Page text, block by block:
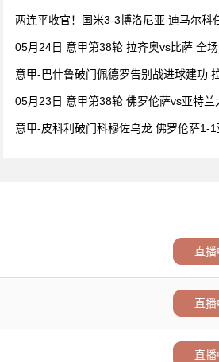
两连平收官！国米3-3博洛尼亚 迪马尔科
05月24日 意甲第38轮 拉齐奥vs比萨 全
意甲-巴什鲁破门佩德罗告别战进球建功
05月23日 意甲第38轮 佛罗伦萨vs亚特兰
意甲-皮科利破门科穆佐乌龙 佛罗伦萨1-
直播
直播
直播